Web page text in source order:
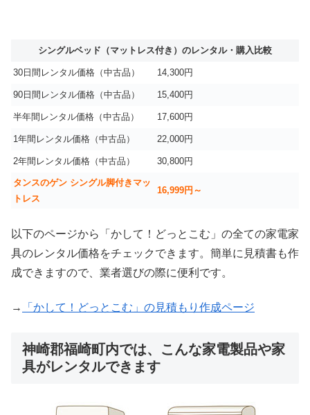
シングルベッド（マットレス付き）のレンタル・購入比較
30日間レンタル価格（中古品） 14,300円
90日間レンタル価格（中古品） 15,400円
半年間レンタル価格（中古品） 17,600円
1年間レンタル価格（中古品） 22,000円
2年間レンタル価格（中古品） 30,800円
タンスのゲン シングル脚付きマッ
トレス
16,999円～
以下のページから「かして！どっとこむ」の全ての家電家
具のレンタル価格をチェックできます。簡単に見積書も作
成できますので、業者選びの際に便利です。
→ 「かして！どっとこむ」の見積もり作成ページ
神崎郡福崎町内では、こんな家電製品や家
具がレンタルできます